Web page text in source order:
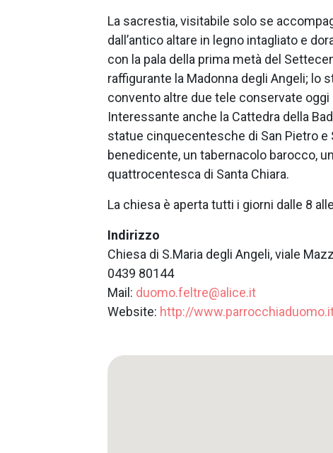
La sacrestia, visitabile solo se
dall’antico altare in legno intagliato e
con la pala della prima metà del
raffigurante la Madonna degli Angeli; lo
convento altre due tele conservate oggi
Interessante anche la Cattedra della
statue cinquecentesche di San Pietro e
benedicente, un tabernacolo barocco,
quattrocentesca di Santa Chiara.
La chiesa è aperta tutti i giorni dalle 8
Indirizzo
Chiesa di S.Maria degli Angeli, viale
0439 80144
Mail: duomo.feltre@alice.it
Website: http://